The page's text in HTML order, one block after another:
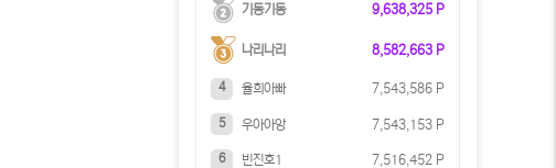
기동기동 9,638,325 P
나리나리 8,582,663 P
4 율희아빠 7,543,586 P
5 우아아앙 7,543,153 P
6 빈진호1 7,516,452 P